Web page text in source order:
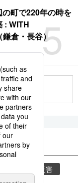
5
町で220年の時を
: WITH
倉・長谷）
災害